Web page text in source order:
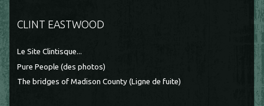
CLINT EASTWOOD
Le Site Clintisque...
Pure People (des photos)
The bridges of Madison County (Ligne de fuite)